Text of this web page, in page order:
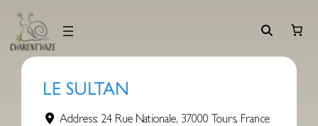
contenu
LE SULTAN
Address: 24 Rue Nationale, 37000 Tours, France